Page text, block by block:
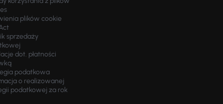
plików cookie
sprzedaży
dot. płatności
podatkowa
o realizowanej
podatkowej za rok